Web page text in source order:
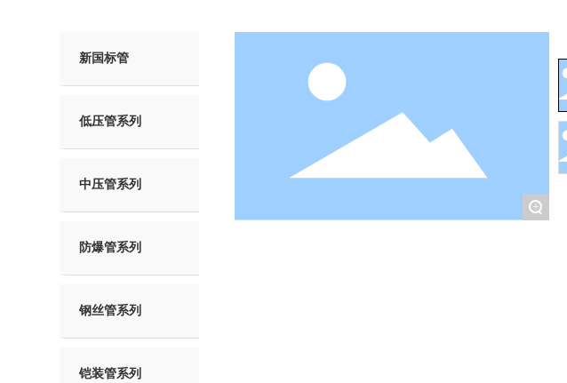
新国标管
低压管系列
中压管系列
防爆管系列
钢丝管系列
铠装管系列
+